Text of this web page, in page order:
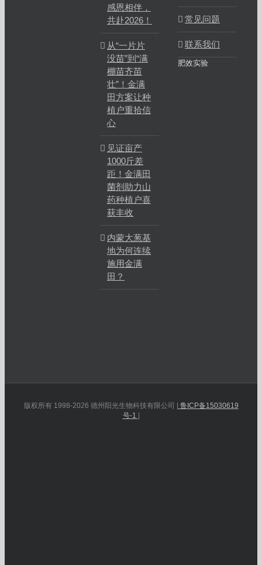
感恩相伴，
共赴2026！
从“一片片
没苗”到“满
棚苗齐苗
壮”！金满
田方案让种
植户重拾信
心
见证亩产
1000斤差
距！金满田
菌剂助力山
药种植户喜
获丰收
内蒙大葱基
地为何连续
施用金满
田？
常见问题
联系我们
肥效实验
版权所有 1998-2026 德州阳光生物科技有限公司 |
鲁ICP备15030619
号-1